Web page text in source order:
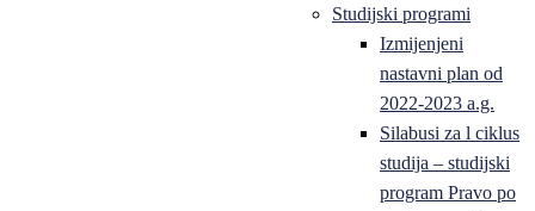
Studijski programi
Izmijenjeni
nastavni plan od
2022-2023 a.g.
Silabusi za l ciklus
studija – studijski
program Pravo po